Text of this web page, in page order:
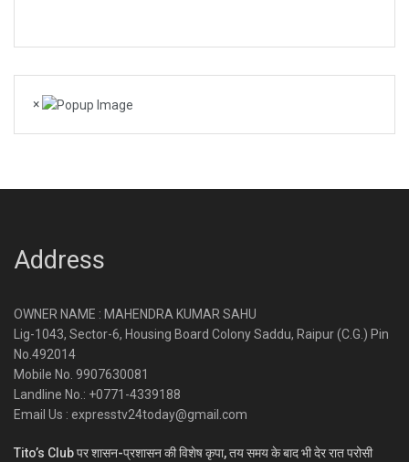
×
Address
OWNER NAME : MAHENDRA KUMAR SAHU
Lig-1043, Sector-6, Housing Board Colony Saddu, Raipur (C.G.) Pin
No.492014
Mobile No. 9907630081
Landline No.: +0771-4339188
Email Us : expresstv24today@gmail.com
Tito’s Club पर शासन-प्रशासन की विशेष कृपा, तय समय के बाद भी देर रात परोसी